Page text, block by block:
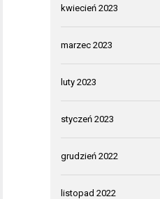
kwiecień 2023
marzec 2023
luty 2023
styczeń 2023
grudzień 2022
listopad 2022